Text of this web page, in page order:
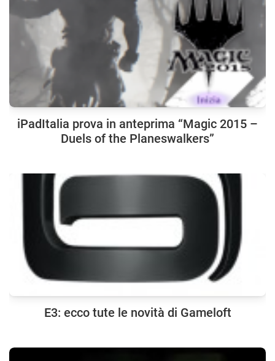
iPadItalia prova in anteprima “Magic 2015 –
Duels of the Planeswalkers”
E3: ecco tute le novità di Gameloft